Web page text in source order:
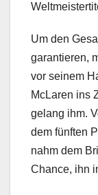
Um den
garantieren,
vor seinem
McLaren ins
gelang ihm.
dem fünften
nahm dem
Chance, ihn